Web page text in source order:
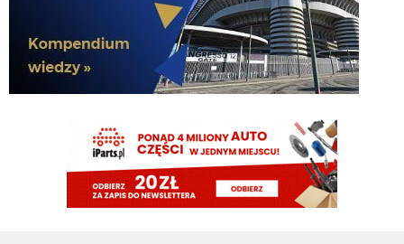
bo obaj sie psami okazali
07.08.2026 13:31
07.08.2026 13:30
dokl, lookman za 55 mln to bylby turbo trasnfer
Nerazzurro90 07.08.2026 13:30